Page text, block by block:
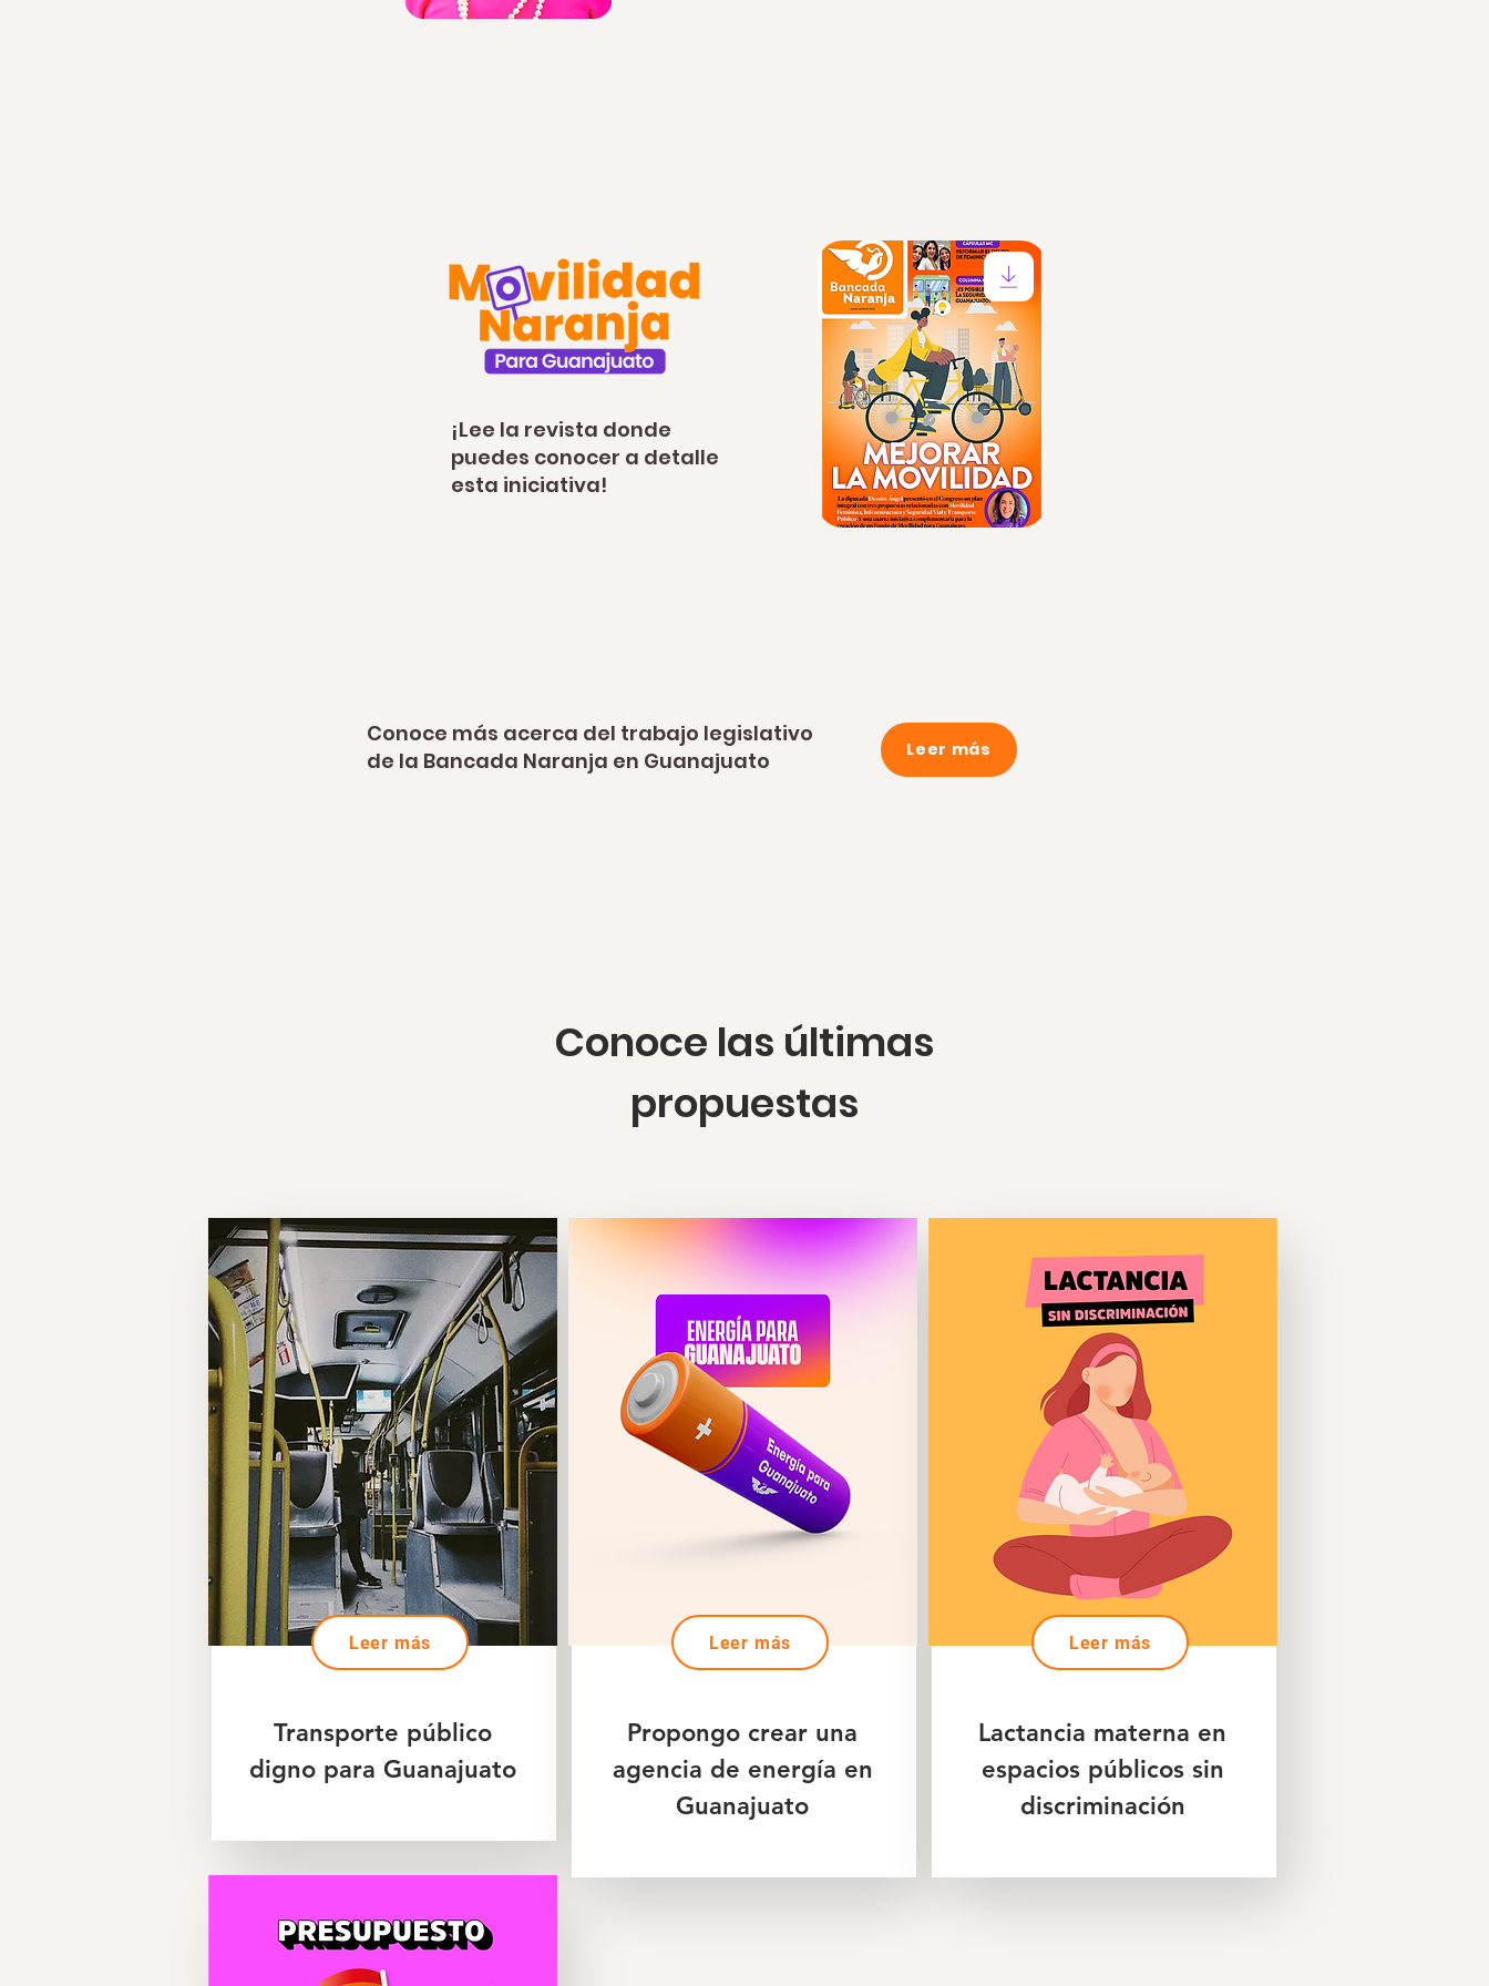
¡Lee la revista donde
puedes conocer a detalle
esta iniciativa!
Conoce más acerca del trabajo legislativo
de la Bancada Naranja en Guanajuato
Leer más
Conoce las últimas
propuestas
Leer más
Transporte público
digno para Guanajuato
Leer más
Propongo crear una
agencia de energía en
Guanajuato
Leer más
Lactancia materna en
espacios públicos sin
discriminación